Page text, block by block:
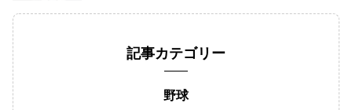
記事カテゴリー
野球